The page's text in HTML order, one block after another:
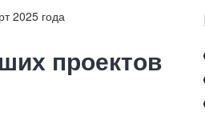
2025 года
проектов